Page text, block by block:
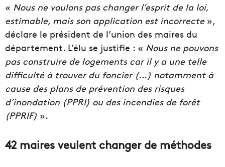
« Nous ne voulons pas changer l’esprit de la loi,
estimable, mais son application est incorrecte »,
déclare le président de l’union des maires du
département. L’élu se justifie : « Nous ne pouvons
pas construire de logements car il y a une telle
difficulté à trouver du foncier (…) notamment à
cause des plans de prévention des risques
d’inondation (PPRI) ou des incendies de forêt
(PPRIF) ».
42 maires veulent changer de méthodes